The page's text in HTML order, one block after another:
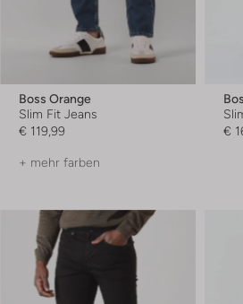
Boss Orange
Slim Fit Jeans
€ 119,99
+ mehr farben
€